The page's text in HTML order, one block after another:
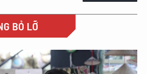
BỎ LỠ